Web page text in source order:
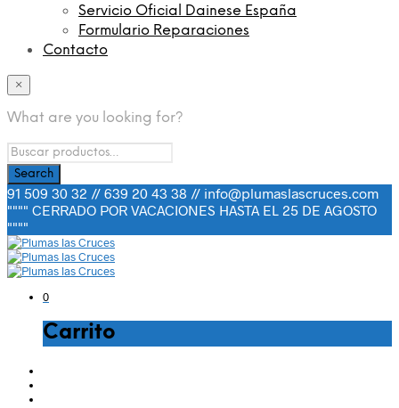
Servicio Oficial Dainese España
Formulario Reparaciones
Contacto
×
What are you looking for?
91 509 30 32 // 639 20 43 38 // info@plumaslascruces.com
"""" CERRADO POR VACACIONES HASTA EL 25 DE AGOSTO
""""
0
Carrito